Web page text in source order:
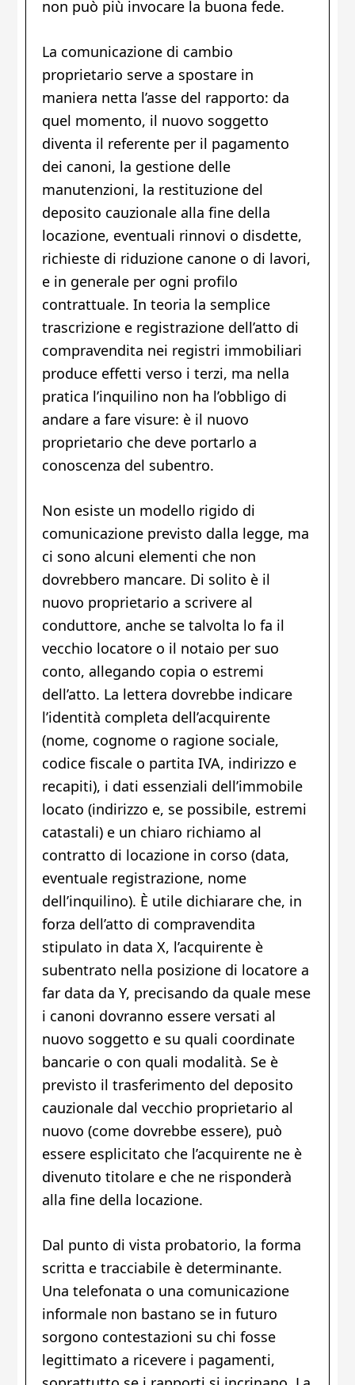
non può più invocare la buona fede.
La comunicazione di cambio
proprietario serve a spostare in
maniera netta l’asse del rapporto: da
quel momento, il nuovo soggetto
diventa il referente per il pagamento
dei canoni, la gestione delle
manutenzioni, la restituzione del
deposito cauzionale alla fine della
locazione, eventuali rinnovi o disdette,
richieste di riduzione canone o di lavori,
e in generale per ogni profilo
contrattuale. In teoria la semplice
trascrizione e registrazione dell’atto di
compravendita nei registri immobiliari
produce effetti verso i terzi, ma nella
pratica l’inquilino non ha l’obbligo di
andare a fare visure: è il nuovo
proprietario che deve portarlo a
conoscenza del subentro.
Non esiste un modello rigido di
comunicazione previsto dalla legge, ma
ci sono alcuni elementi che non
dovrebbero mancare. Di solito è il
nuovo proprietario a scrivere al
conduttore, anche se talvolta lo fa il
vecchio locatore o il notaio per suo
conto, allegando copia o estremi
dell’atto. La lettera dovrebbe indicare
l’identità completa dell’acquirente
(nome, cognome o ragione sociale,
codice fiscale o partita IVA, indirizzo e
recapiti), i dati essenziali dell’immobile
locato (indirizzo e, se possibile, estremi
catastali) e un chiaro richiamo al
contratto di locazione in corso (data,
eventuale registrazione, nome
dell’inquilino). È utile dichiarare che, in
forza dell’atto di compravendita
stipulato in data X, l’acquirente è
subentrato nella posizione di locatore a
far data da Y, precisando da quale mese
i canoni dovranno essere versati al
nuovo soggetto e su quali coordinate
bancarie o con quali modalità. Se è
previsto il trasferimento del deposito
cauzionale dal vecchio proprietario al
nuovo (come dovrebbe essere), può
essere esplicitato che l’acquirente ne è
divenuto titolare e che ne risponderà
alla fine della locazione.
Dal punto di vista probatorio, la forma
scritta e tracciabile è determinante.
Una telefonata o una comunicazione
informale non bastano se in futuro
sorgono contestazioni su chi fosse
legittimato a ricevere i pagamenti,